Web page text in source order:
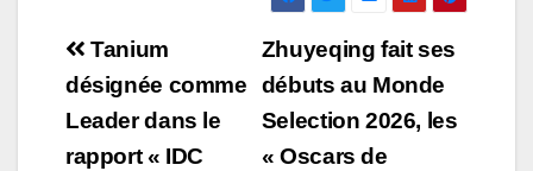
Navigation
de
l’article
Zhuyeqing fait ses
débuts au Monde
Selection 2026, les
« Oscars de
Tanium
désignée comme
Leader dans le
rapport « IDC